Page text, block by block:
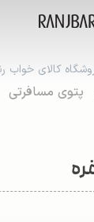
کالای خواب
پتوی مسافرتی